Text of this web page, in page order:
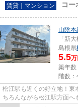
賃貸｜マンション コー
山陰本
「新
島根県
5.5万
築年数
階数：
松江駅も近くの好立地！東
ちろんながら松江駅方面へ